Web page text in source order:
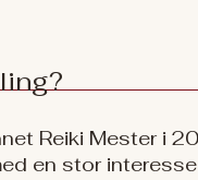
Reiki Mester i
en stor